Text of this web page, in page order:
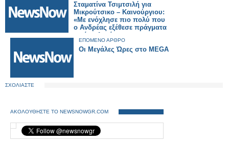
Σταματίνα Τσιμτσιλή για
Μικρούτσικο – Καινούργιου:
«Με ενόχλησε πιο πολύ που
ο Ανδρέας εξέθεσε πράγματα
εντός πλατό»
ΕΠΟΜΕΝΟ ΑΡΘΡΟ
Οι Μεγάλες Ώρες στο MEGA
ΣΧΟΛΙΑΣΤΕ
ΑΚΟΛΟΥΘΗΣΤΕ ΤΟ NEWSNOWGR.COM